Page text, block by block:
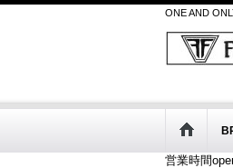
ONE AND
営業時間